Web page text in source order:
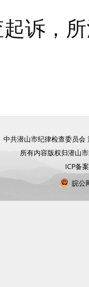
诉，
中共潜山市纪律检查委员
所有内容版权归潜山
ICP备
皖公